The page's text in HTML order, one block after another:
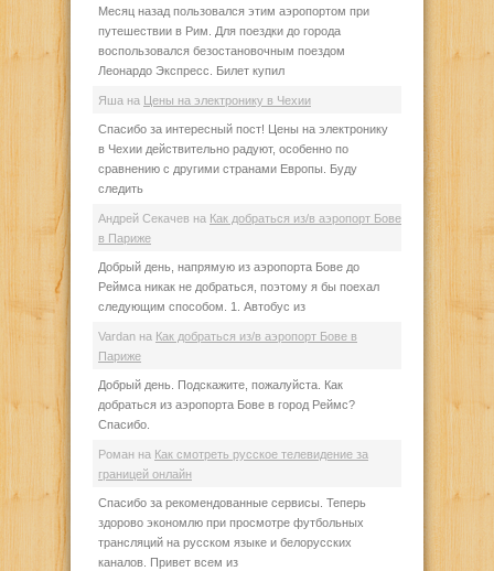
Месяц назад пользовался этим аэропортом при
путешествии в Рим. Для поездки до города
воспользовался безостановочным поездом
Леонардо Экспресс. Билет купил
Яша на Цены на электронику в Чехии
Спасибо за интересный пост! Цены на электронику
в Чехии действительно радуют, особенно по
сравнению с другими странами Европы. Буду
следить
Андрей Секачев на Как добраться из/в аэропорт Бове
в Париже
Добрый день, напрямую из аэропорта Бове до
Реймса никак не добраться, поэтому я бы поехал
следующим способом. 1. Автобус из
Vardan на Как добраться из/в аэропорт Бове в
Париже
Добрый день. Подскажите, пожалуйста. Как
добраться из аэропорта Бове в город Реймс?
Спасибо.
Роман на Как смотреть русское телевидение за
границей онлайн
Спасибо за рекомендованные сервисы. Теперь
здорово экономлю при просмотре футбольных
трансляций на русском языке и белорусских
каналов. Привет всем из